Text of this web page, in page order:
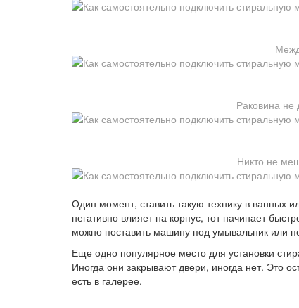
Раковина
Никто не
Один момент, ставить такую технику в
негативно влияет на корпус, тот начинает
можно поставить машину под умывальник или
Еще одно популярное место для установки
Иногда они закрывают двери, иногда нет. Это
есть в галерее.